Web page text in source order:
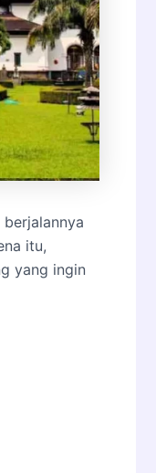
itu,
yang ingin